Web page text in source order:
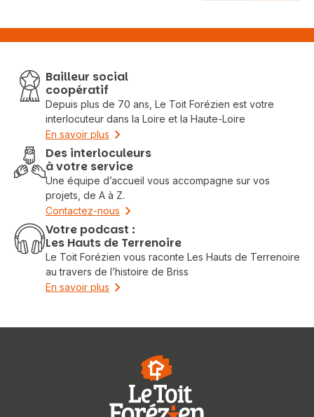
Bailleur social
coopératif
Depuis plus de 70 ans, Le Toit Forézien est votre
interlocuteur dans la Loire et la Haute-Loire
En savoir plus
Des interloculeurs
à votre service
Une équipe d’accueil vous accompagne sur vos
projets, de A à Z.
Contactez-nous
Votre podcast :
Les Hauts de Terrenoire
Le Toit Forézien vous raconte Les Hauts de Terrenoire
au travers de l’histoire de Briss
En savoir plus